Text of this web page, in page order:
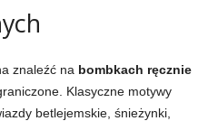
znaleźć na bombkach ręcznie
Klasyczne motywy
betlejemskie, śnieżynki,